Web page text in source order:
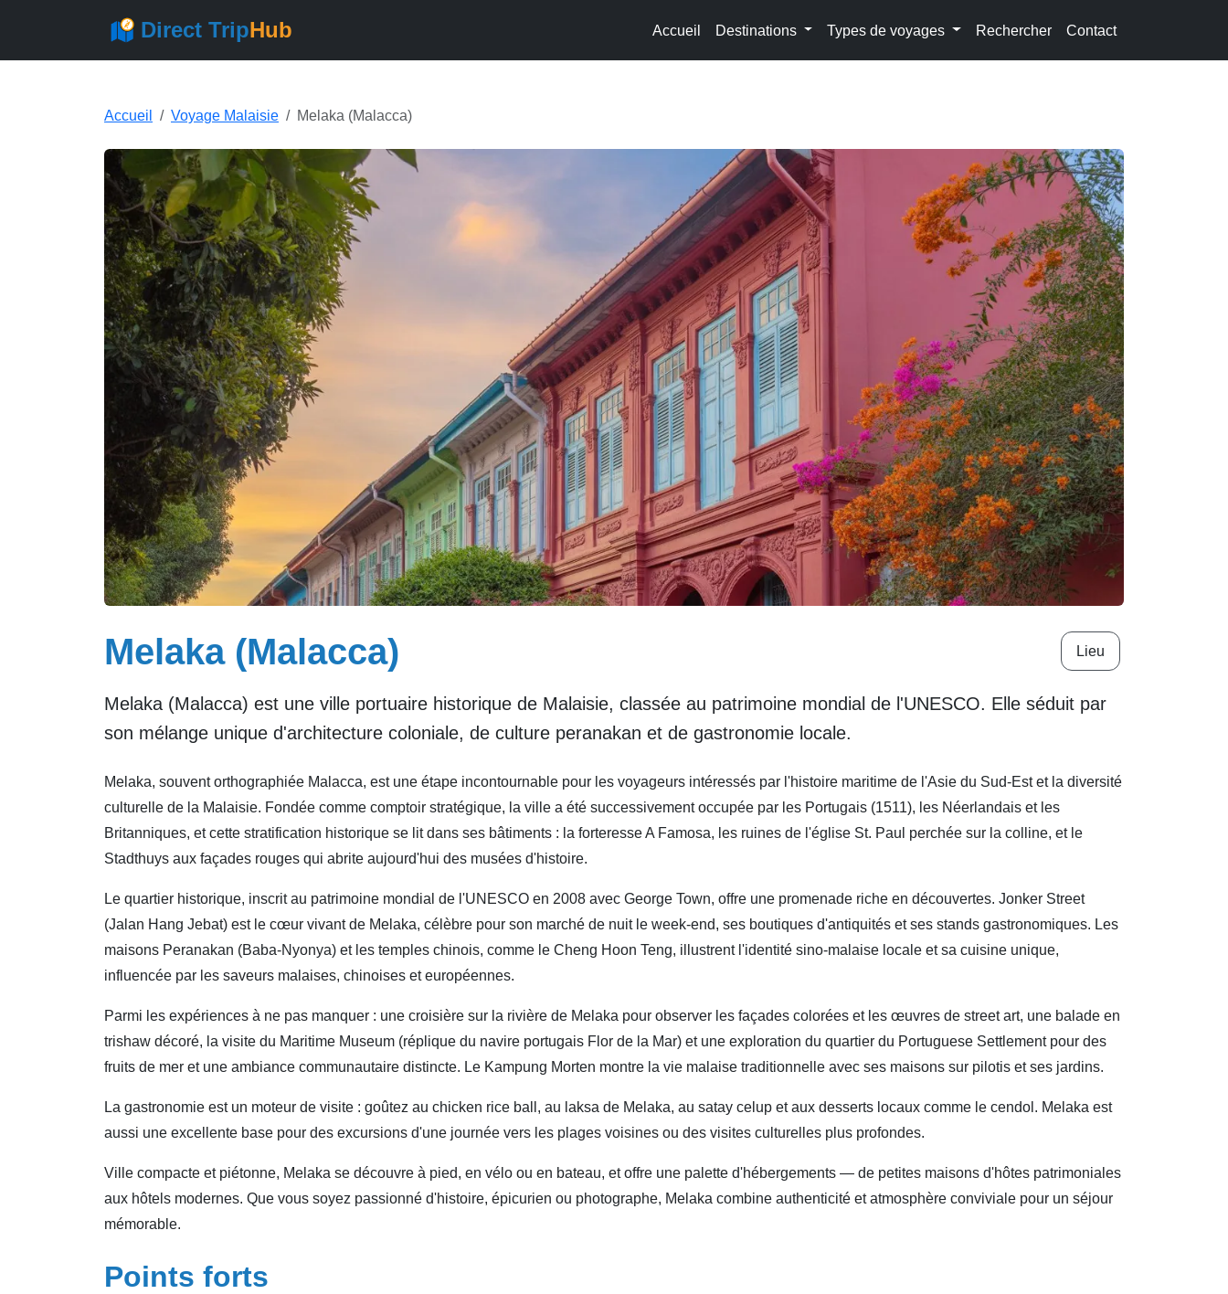
Direct TripHub Accueil Destinations Types de voyages Rechercher Contact
Accueil Voyage Malaisie Melaka (Malacca)
Melaka (Malacca) Lieu
Melaka (Malacca) est une ville portuaire historique de Malaisie, classée au patrimoine mondial de l'UNESCO. Elle séduit par
son mélange unique d'architecture coloniale, de culture peranakan et de gastronomie locale.
Melaka, souvent orthographiée Malacca, est une étape incontournable pour les voyageurs intéressés par l'histoire maritime de l'Asie du Sud-Est et la diversité
culturelle de la Malaisie. Fondée comme comptoir stratégique, la ville a été successivement occupée par les Portugais (1511), les Néerlandais et les
Britanniques, et cette stratification historique se lit dans ses bâtiments : la forteresse A Famosa, les ruines de l'église St. Paul perchée sur la colline, et le
Stadthuys aux façades rouges qui abrite aujourd'hui des musées d'histoire.
Le quartier historique, inscrit au patrimoine mondial de l'UNESCO en 2008 avec George Town, offre une promenade riche en découvertes. Jonker Street
(Jalan Hang Jebat) est le cœur vivant de Melaka, célèbre pour son marché de nuit le week-end, ses boutiques d'antiquités et ses stands gastronomiques. Les
maisons Peranakan (Baba-Nyonya) et les temples chinois, comme le Cheng Hoon Teng, illustrent l'identité sino-malaise locale et sa cuisine unique,
influencée par les saveurs malaises, chinoises et européennes.
Parmi les expériences à ne pas manquer : une croisière sur la rivière de Melaka pour observer les façades colorées et les œuvres de street art, une balade en
trishaw décoré, la visite du Maritime Museum (réplique du navire portugais Flor de la Mar) et une exploration du quartier du Portuguese Settlement pour des
fruits de mer et une ambiance communautaire distincte. Le Kampung Morten montre la vie malaise traditionnelle avec ses maisons sur pilotis et ses jardins.
La gastronomie est un moteur de visite : goûtez au chicken rice ball, au laksa de Melaka, au satay celup et aux desserts locaux comme le cendol. Melaka est
aussi une excellente base pour des excursions d'une journée vers les plages voisines ou des visites culturelles plus profondes.
Ville compacte et piétonne, Melaka se découvre à pied, en vélo ou en bateau, et offre une palette d'hébergements — de petites maisons d'hôtes patrimoniales
aux hôtels modernes. Que vous soyez passionné d'histoire, épicurien ou photographe, Melaka combine authenticité et atmosphère conviviale pour un séjour
mémorable.
Points forts